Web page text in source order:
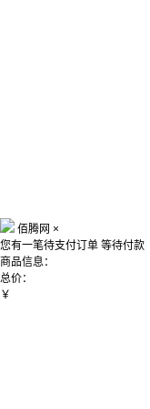
佰腾网 ×
您有一笔待支付订单 等待付款
商品信息：
总价：
￥